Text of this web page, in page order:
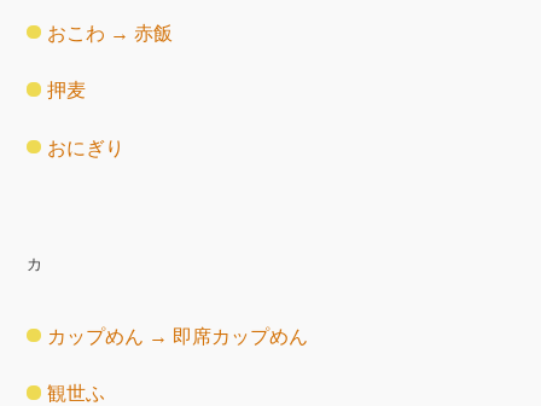
おこわ → 赤飯
押麦
おにぎり
カ
カップめん → 即席カップめん
観世ふ